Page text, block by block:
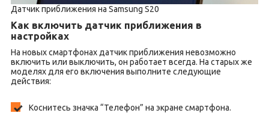
Датчик приближения на Samsung S20
Как включить датчик приближения в
настройках
На новых смартфонах датчик приближения невозможно
включить или выключить, он работает всегда. На старых же
моделях для его включения выполните следующие
действия:
Коснитесь значка “Телефон” на экране смартфона.